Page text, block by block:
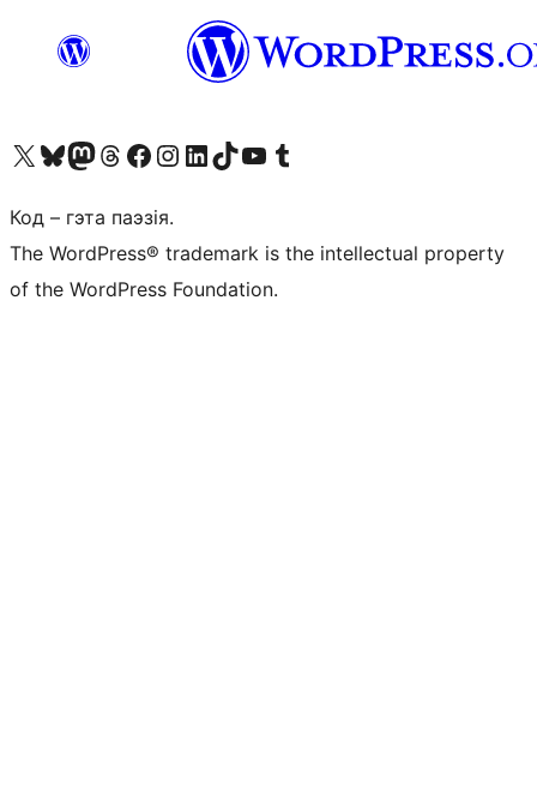
Наведайце наш акаўнт у X (былы Twitter)
Visit our Bluesky account
Visit our Mastodon account
Visit our Threads account
Наведаеце нашу старонку на Facebook
Наведайце наш Instagram
Наведайце нашу старонку ў LinkedIn
Visit our TikTok account
Наведайце наш YouTube каналVisit our Tumblr account
Код – гэта паэзія.
The WordPress® trademark is the intellectual property
of the WordPress Foundation.